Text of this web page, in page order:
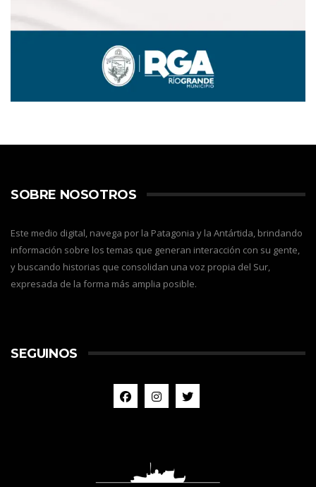
SOBRE NOSOTROS
Este medio digital, navega por la Patagonia y la Antártida, brindando
información sobre los temas que generan interacción con su gente,
y buscando historias que consolidan una voz propia del Sur,
expresada de la forma más amplia posible.
SEGUINOS